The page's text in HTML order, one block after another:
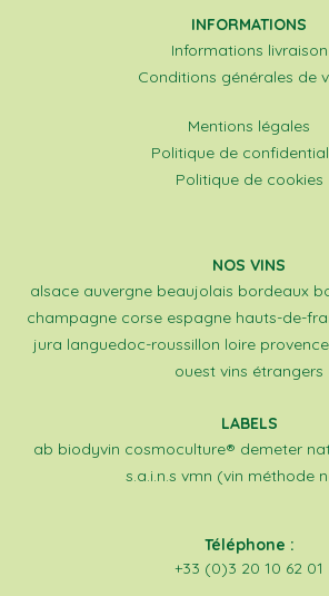
INFORMATIONS
Informations livraison
Conditions générales de
Mentions légales
Politique de
Politique de cookies
NOS VINS
alsace auvergne beaujolais bordeaux
champagne corse espagne hauts-de-
jura languedoc-roussillon loire provence
ouest vins étrangers
LABELS
ab biodyvin cosmoculture® demeter
s.a.i.n.s vmn (vin méthode
Téléphone :
+33 (0)3 20 10 62 01